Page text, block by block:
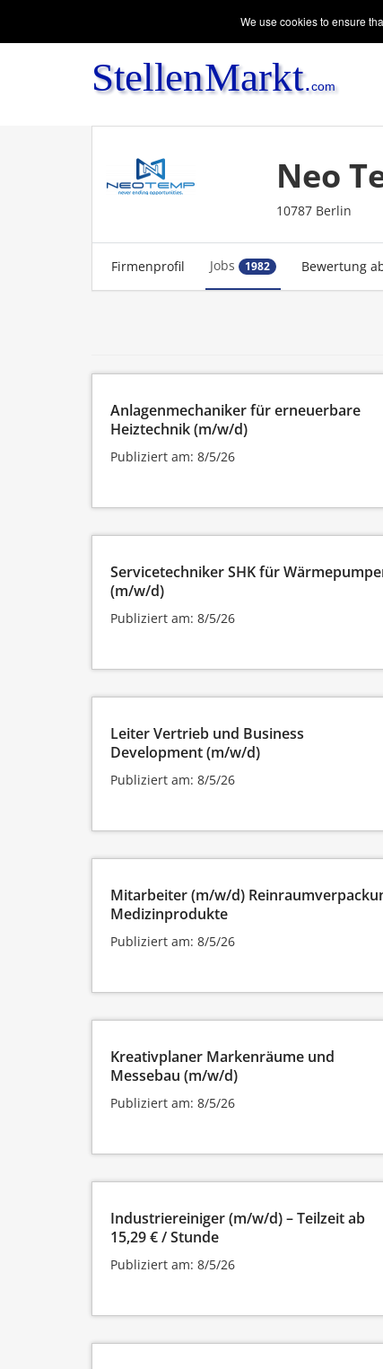
Neo
10787 Berlin
Firmenprofil Jobs 1982 Bewertung
Anlagenmechaniker für erneuerbare
Heiztechnik (m/w/d)
Publiziert am: 8/5/26
Servicetechniker SHK für
(m/w/d)
Publiziert am: 8/5/26
Leiter Vertrieb und Business
Development (m/w/d)
Publiziert am: 8/5/26
Mitarbeiter (m/w/d)
Medizinprodukte
Publiziert am: 8/5/26
Kreativplaner Markenräume und
Messebau (m/w/d)
Publiziert am: 8/5/26
Industriereiniger (m/w/d) – Teilzeit ab
15,29 € / Stunde
Publiziert am: 8/5/26
We use cookies to ensure